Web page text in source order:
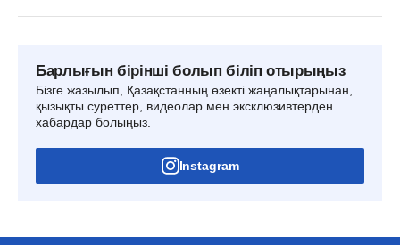
Барлығын бірінші болып біліп отырыңыз
Бізге жазылып, Қазақстанның өзекті жаңалықтарынан,
қызықты суреттер, видеолар мен эксклюзивтерден
хабардар болыңыз.
Instagram